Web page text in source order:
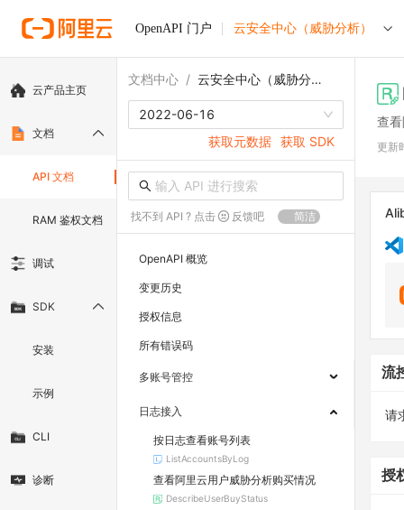
OpenAPI 门户 云安全中心（威胁分析）
云产品主页
文档
API 文档
RAM 鉴权文档
调试
SDK
安装
示例
CLI
诊断
文档中心 / 云安全中心（威胁分析）
2022-06-16
获取元数据 获取 SDK
找不到 API ? 点击 反馈吧 简洁
OpenAPI 概览
变更历史
授权信息
所有错误码
多账号管控
日志接入
按日志查看账号列表
ListAccountsByLog
查看阿里云用户威胁分析购买情况
DescribeUserBuyStatus
查
更新
流
请
授